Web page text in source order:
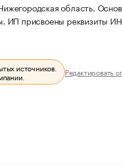
область.
ИП присвоены
источников.
Редактировать